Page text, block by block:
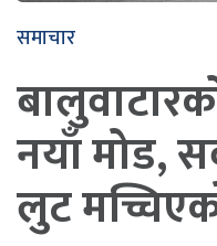
समाचार
नयाँ मोड,
लुट